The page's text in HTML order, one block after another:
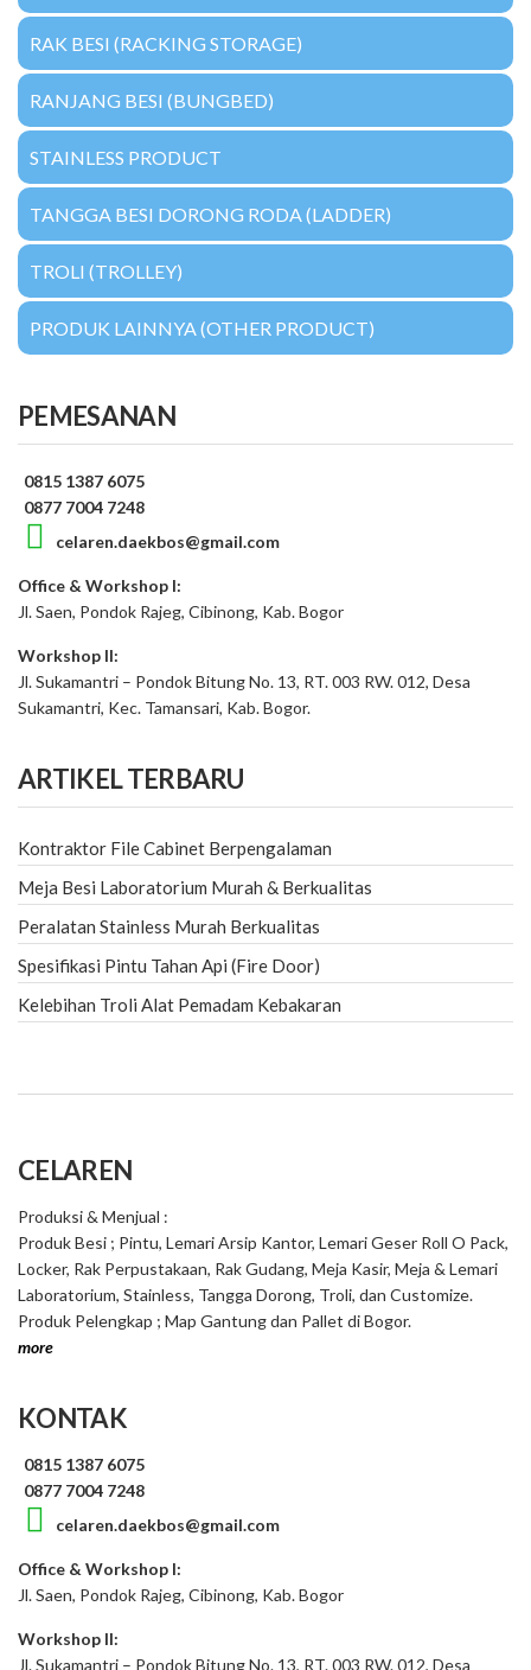
RAK BESI (RACKING STORAGE)
RANJANG BESI (BUNGBED)
STAINLESS PRODUCT
TANGGA BESI DORONG RODA (LADDER)
TROLI (TROLLEY)
PRODUK LAINNYA (OTHER PRODUCT)
PEMESANAN
0815 1387 6075
0877 7004 7248
celaren.daekbos@gmail.com
Office & Workshop I:
Jl. Saen, Pondok Rajeg, Cibinong, Kab. Bogor
Workshop II:
Jl. Sukamantri – Pondok Bitung No. 13, RT. 003 RW. 012, Desa
Sukamantri, Kec. Tamansari, Kab. Bogor.
ARTIKEL TERBARU
Kontraktor File Cabinet Berpengalaman
Meja Besi Laboratorium Murah & Berkualitas
Peralatan Stainless Murah Berkualitas
Spesifikasi Pintu Tahan Api (Fire Door)
Kelebihan Troli Alat Pemadam Kebakaran
CELAREN
Produksi & Menjual :
Produk Besi ; Pintu, Lemari Arsip Kantor, Lemari Geser Roll O Pack,
Locker, Rak Perpustakaan, Rak Gudang, Meja Kasir, Meja & Lemari
Laboratorium, Stainless, Tangga Dorong, Troli, dan Customize.
Produk Pelengkap ; Map Gantung dan Pallet di Bogor.
more
KONTAK
0815 1387 6075
0877 7004 7248
celaren.daekbos@gmail.com
Office & Workshop I:
Jl. Saen, Pondok Rajeg, Cibinong, Kab. Bogor
Workshop II:
Jl. Sukamantri – Pondok Bitung No. 13, RT. 003 RW. 012, Desa